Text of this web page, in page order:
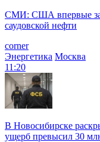
СМИ: США впервые за
саудовской нефти
corner
Энергетика Москва
11:20
В Новосибирске
ущерб превысил 30